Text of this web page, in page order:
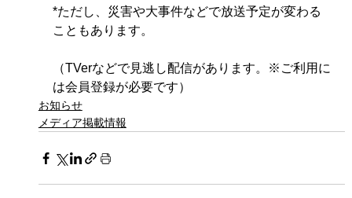
*ただし、災害や大事件などで放送予定が変わる
こともあります。
（TVerなどで見逃し配信があります。※ご利用に
は会員登録が必要です）
お知らせ
メディア掲載情報